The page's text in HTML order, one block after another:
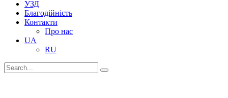
УЗД
Благодійність
Контакти
Про нас
UA
RU